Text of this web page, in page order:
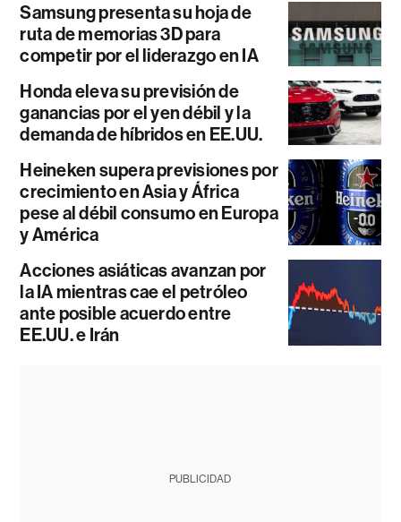
Samsung presenta su hoja de
ruta de memorias 3D para
competir por el liderazgo en IA
Honda eleva su previsión de
ganancias por el yen débil y la
demanda de híbridos en EE.UU.
Heineken supera previsiones por
crecimiento en Asia y África
pese al débil consumo en Europa
y América
Acciones asiáticas avanzan por
la IA mientras cae el petróleo
ante posible acuerdo entre
EE.UU. e Irán
PUBLICIDAD